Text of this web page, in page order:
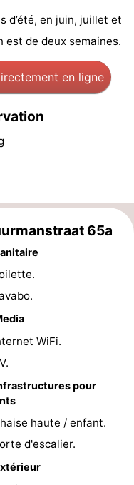
d’été, en juin, juillet et
est de deux semaines.
en ligne
65a
WiFi.
pour
haute / enfant.
d'escalier.